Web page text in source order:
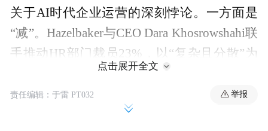
关于AI时代企业运营的深刻悖论。一方面是
“减”。Hazelbaker与CEO Dara Khosrowshahi联
手推动HR部门裁员23%，以“复杂且分散”为
由铲除冗余。公司方面强调，此举与人工智
能无关。另一方面是“管”。该网约车巨头明
确宣布员工使用AI编程工具(包括Anthropic
点击展开全文
责任编辑：于雷 PT032 举报